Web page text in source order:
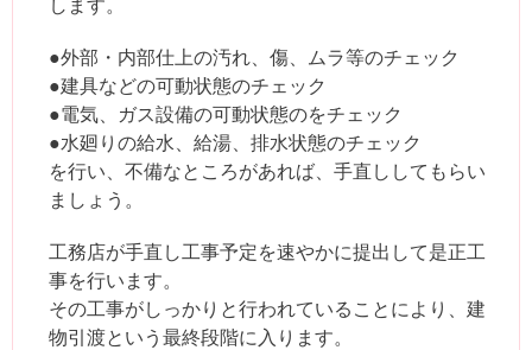
●外部・内部仕上の汚れ、傷、ムラ等のチェック
●建具などの可動状態のチェック
●電気、ガス設備の可動状態のをチェック
●水廻りの給水、給湯、排水状態のチェック
を行い、不備なところがあれば、手直ししてもらい
ましょう。
工務店が手直し工事予定を速やかに提出して是正工
事を行います。
その工事がしっかりと行われていることにより、建
物引渡という最終段階に入ります。